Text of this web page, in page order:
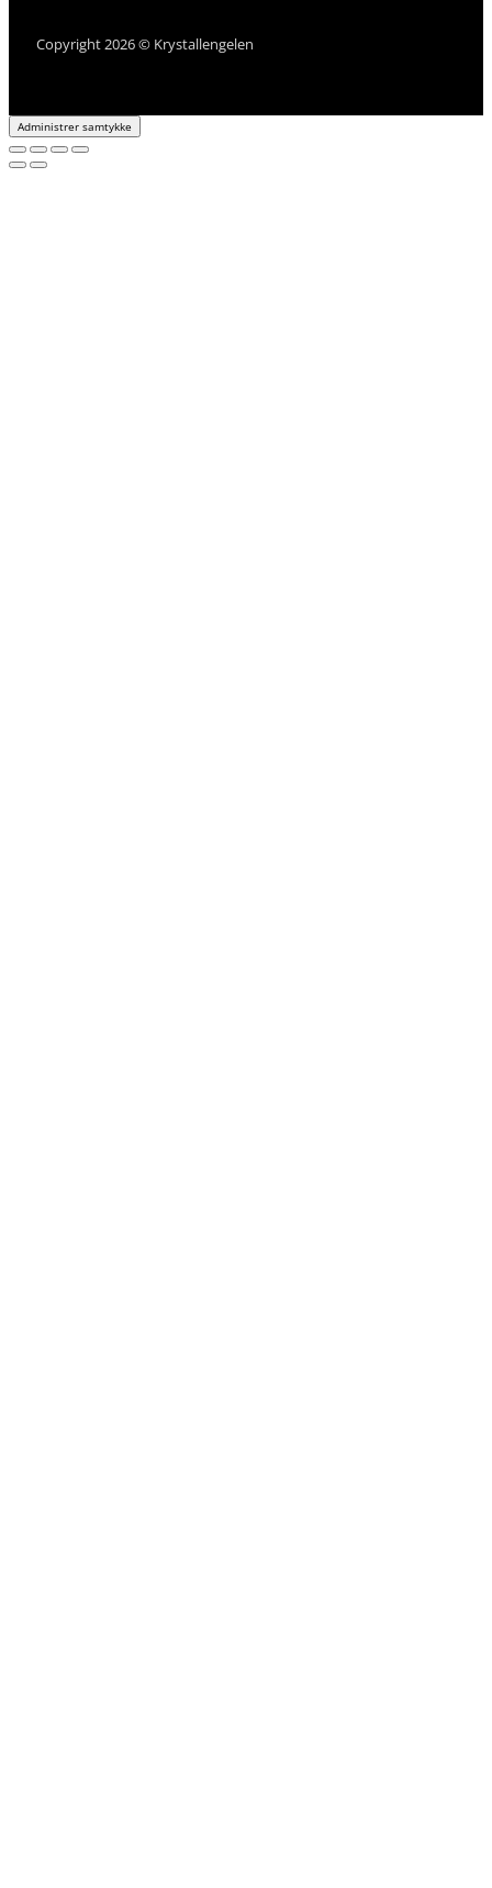
Copyright 2026 © Krystallengelen
Administrer samtykke